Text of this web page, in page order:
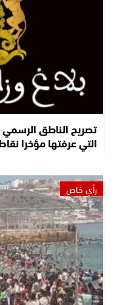
تصريح الناطق الرسمي
التي عرفتها مؤخرا
رأي خاص